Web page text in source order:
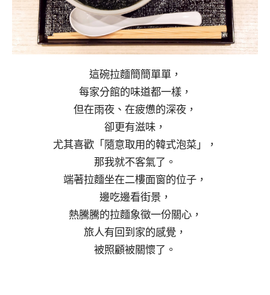
這碗拉麵簡簡單單，
每家分館的味道都一樣，
但在雨夜、在疲憊的深夜，
卻更有滋味，
尤其喜歡「隨意取用的韓式泡菜」，
那我就不客氣了。
端著拉麵坐在二樓面窗的位子，
邊吃邊看街景，
熱騰騰的拉麵象徵一份關心，
旅人有回到家的感覺，
被照顧被關懷了。